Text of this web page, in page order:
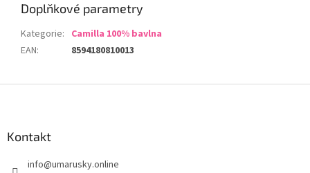
Doplňkové parametry
Kategorie: Camilla 100% bavlna
EAN: 8594180810013
Kontakt
info@umarusky.online